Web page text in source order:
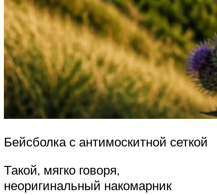
Бейсболка с антимоскитной сеткой
Такой, мягко говоря,
неоригинальный накомарник